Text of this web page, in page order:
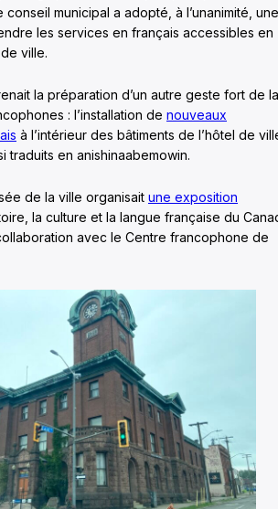
municipal a adopté, à l’unanimité, une
les services en français accessibles en
ville.
la préparation d’un autre geste fort de la
: l’installation de nouveaux
à l’intérieur des bâtiments de l’hôtel de
traduits en anishinaabemowin.
de la ville organisait une exposition
la culture et la langue française du
avec le Centre francophone de